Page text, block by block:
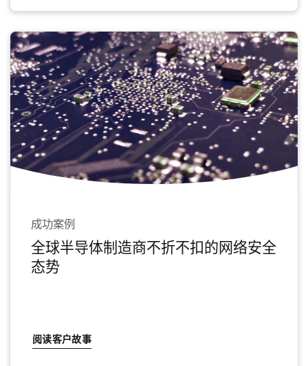
成功案例
全球半导体制造商不折不扣的网络安全
态势
阅读客户故事